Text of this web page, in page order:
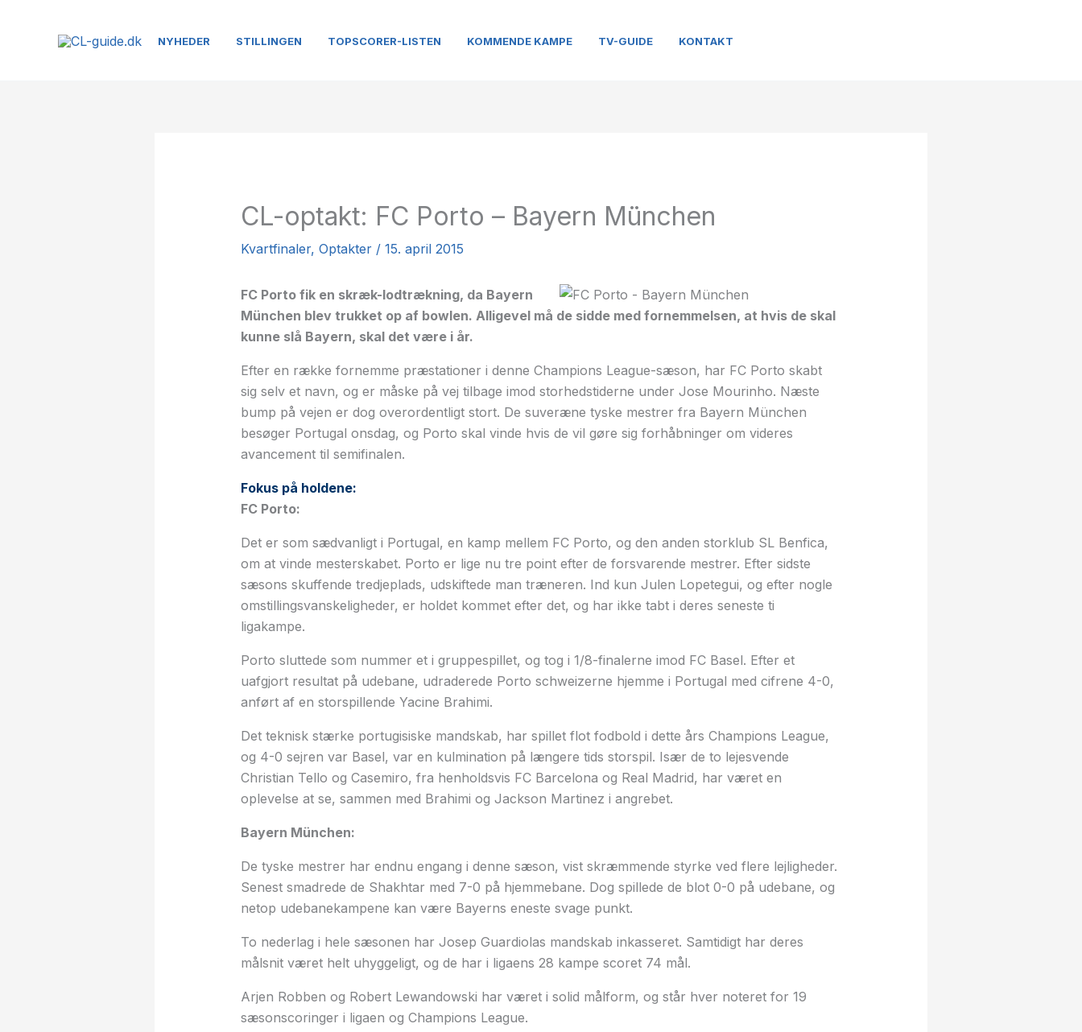
NYHEDER STILLINGEN TOPSCORER-LISTEN KOMMENDE KAMPE TV-GUIDE KONTAKT
CL-optakt: FC Porto – Bayern München
Kvartfinaler, Optakter/ 15. april 2015
FC Porto fik en skræk-lodtrækning, da Bayern
München blev trukket op af bowlen. Alligevel må de sidde med fornemmelsen, at hvis de skal
kunne slå Bayern, skal det være i år.
Efter en række fornemme præstationer i denne Champions League-sæson, har FC Porto skabt
sig selv et navn, og er måske på vej tilbage imod storhedstiderne under Jose Mourinho. Næste
bump på vejen er dog overordentligt stort. De suveræne tyske mestrer fra Bayern München
besøger Portugal onsdag, og Porto skal vinde hvis de vil gøre sig forhåbninger om videres
avancement til semifinalen.
Fokus på holdene:
FC Porto:
Det er som sædvanligt i Portugal, en kamp mellem FC Porto, og den anden storklub SL Benfica,
om at vinde mesterskabet. Porto er lige nu tre point efter de forsvarende mestrer. Efter sidste
sæsons skuffende tredjeplads, udskiftede man træneren. Ind kun Julen Lopetegui, og efter nogle
omstillingsvanskeligheder, er holdet kommet efter det, og har ikke tabt i deres seneste ti
ligakampe.
Porto sluttede som nummer et i gruppespillet, og tog i 1/8-finalerne imod FC Basel. Efter et
uafgjort resultat på udebane, udraderede Porto schweizerne hjemme i Portugal med cifrene 4-0,
anført af en storspillende Yacine Brahimi.
Det teknisk stærke portugisiske mandskab, har spillet flot fodbold i dette års Champions League,
og 4-0 sejren var Basel, var en kulmination på længere tids storspil. Især de to lejesvende
Christian Tello og Casemiro, fra henholdsvis FC Barcelona og Real Madrid, har været en
oplevelse at se, sammen med Brahimi og Jackson Martinez i angrebet.
Bayern München:
De tyske mestrer har endnu engang i denne sæson, vist skræmmende styrke ved flere lejligheder.
Senest smadrede de Shakhtar med 7-0 på hjemmebane. Dog spillede de blot 0-0 på udebane, og
netop udebanekampene kan være Bayerns eneste svage punkt.
To nederlag i hele sæsonen har Josep Guardiolas mandskab inkasseret. Samtidigt har deres
målsnit været helt uhyggeligt, og de har i ligaens 28 kampe scoret 74 mål.
Arjen Robben og Robert Lewandowski har været i solid målform, og står hver noteret for 19
sæsonscoringer i ligaen og Champions League.